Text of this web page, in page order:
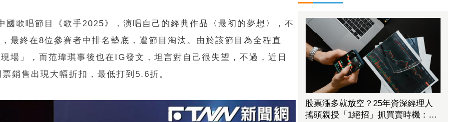
歌唱節目《歌手2025》，演唱自己的經典作品〈最初的夢想〉，不
最終在8位參賽者中排名墊底，遭節目淘汰。由於該節目為全程直
場」，而范瑋琪事後也在IG發文，坦言對自己很失望，不過，近日
銷售出現大幅折扣，最低打到5.6折。
股票漲多就放空？25年資深經理人
搖頭親授「1絕招」抓買賣時機：看